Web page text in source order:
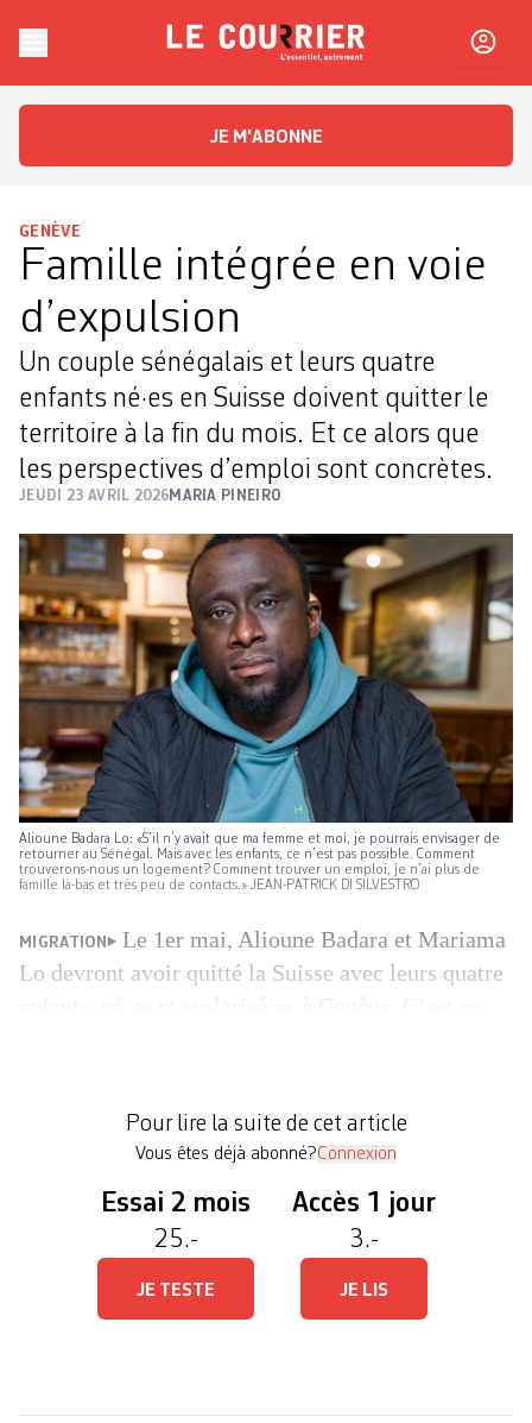
Le CourrierL'essentiel, autrement
JE M'ABONNE
GENÈVE
Famille intégrée en voie
d’expulsion
Un couple sénégalais et leurs quatre
enfants né·es en Suisse doivent quitter le
territoire à la fin du mois. Et ce alors que
les perspectives d’emploi sont concrètes.
JEUDI 23 AVRIL 2026MARIA PINEIRO
Alioune Badara Lo: «S’il n’y avait que ma femme et moi, je pourrais envisager de
retourner au Sénégal. Mais avec les enfants, ce n’est pas possible. Comment
trouverons-nous un logement? Comment trouver un emploi, je n’ai plus de
famille là-bas et très peu de contacts.» JEAN-PATRICK DI SILVESTRO
MIGRATION
Le 1er mai, Alioune Badara et Mariama
Lo devront avoir quitté la Suisse avec leurs quatre
fédéral leur refusant une régularisation de […]
Pour lire la suite de cet article
Vous êtes déjà abonné?Connexion
Essai 2 mois
25.-
JE TESTE
Accès 1 jour
3.-
JE LIS